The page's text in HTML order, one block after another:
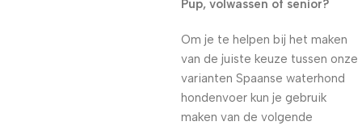
Pup, volwassen of senior?
Om je te helpen bij het maken
van de juiste keuze tussen onze
varianten Spaanse waterhond
hondenvoer kun je gebruik
maken van de volgende